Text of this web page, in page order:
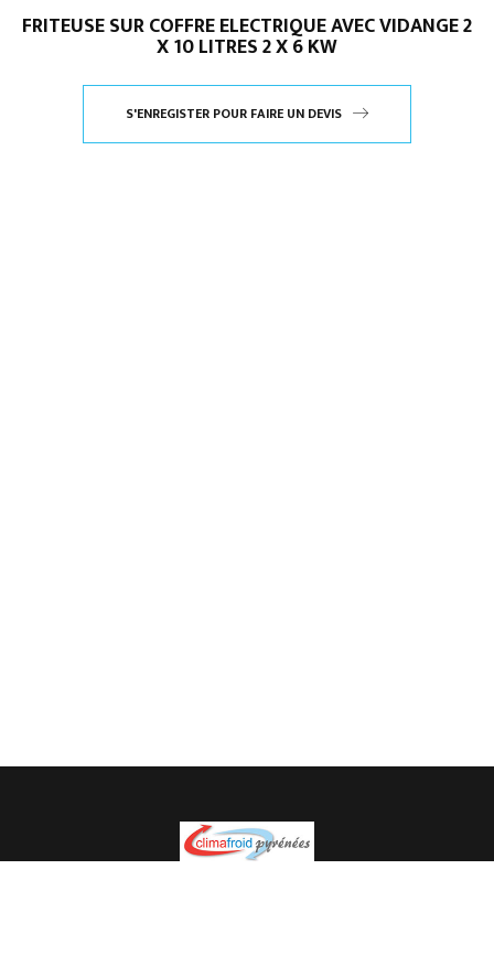
FRITEUSE SUR COFFRE ELECTRIQUE AVEC VIDANGE 2
X 10 LITRES 2 X 6 KW
S'ENREGISTER POUR FAIRE UN DEVIS